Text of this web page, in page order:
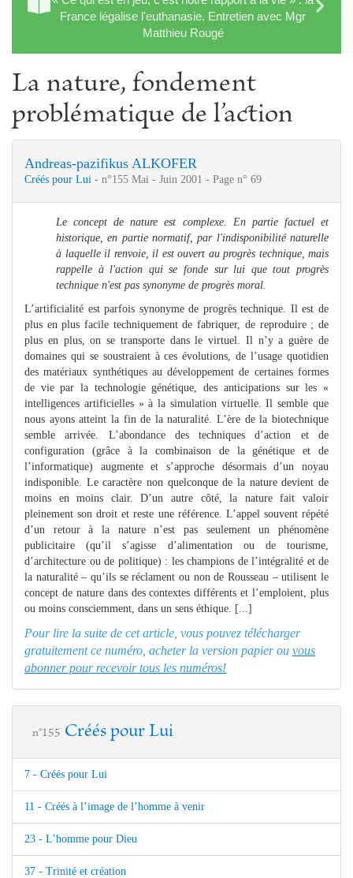
France légalise l'euthanasie. Entretien avec Mgr
Matthieu Rougé
La nature, fondement
problématique de l’action
Andreas-pazifikus ALKOFER
Créés pour Lui - n°155 Mai - Juin 2001 - Page n° 69
Le concept de nature est complexe. En partie factuel et
historique, en partie normatif, par l'indisponibilité naturelle
à laquelle il renvoie, il est ouvert au progrès technique, mais
rappelle à l'action qui se fonde sur lui que tout progrès
technique n'est pas synonyme de progrès moral.
L’artificialité est parfois synonyme de progrès technique. Il est de
plus en plus facile techniquement de fabriquer, de reproduire ; de
plus en plus, on se transporte dans le virtuel. Il n’y a guère de
domaines qui se soustraient à ces évolutions, de l’usage quotidien
des matériaux synthétiques au développement de certaines formes
de vie par la technologie génétique, des anticipations sur les «
intelligences artificielles » à la simulation virtuelle. Il semble que
nous ayons atteint la fin de la naturalité. L’ère de la biotechnique
semble arrivée. L’abondance des techniques d’action et de
configuration (grâce à la combinaison de la génétique et de
l’informatique) augmente et s’approche désormais d’un noyau
indisponible. Le caractère non quelconque de la nature devient de
moins en moins clair. D’un autre côté, la nature fait valoir
pleinement son droit et reste une référence. L’appel souvent répété
d’un retour à la nature n’est pas seulement un phénomène
publicitaire (qu’il s’agisse d’alimentation ou de tourisme,
d’architecture ou de politique) : les champions de l’intégralité et de
la naturalité – qu’ils se réclament ou non de Rousseau – utilisent le
concept de nature dans des contextes différents et l’emploient, plus
ou moins consciemment, dans un sens éthique. [...]
Pour lire la suite de cet article, vous pouvez télécharger
gratuitement ce numéro, acheter la version papier ou vous
abonner pour recevoir tous les numéros!
n°155 Créés pour Lui
7 - Créés pour Lui
11 - Créés à l’image de l’homme à venir
23 - L’homme pour Dieu
37 - Trinité et création